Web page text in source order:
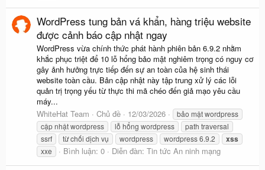
WordPress tung bản vá khẩn, hàng triệu website
được cảnh báo cập nhật ngay
WordPress vừa chính thức phát hành phiên bản 6.9.2 nhằm
khắc phục triệt để 10 lỗ hổng bảo mật nghiêm trọng có nguy cơ
gây ảnh hưởng trực tiếp đến sự an toàn của hệ sinh thái
website toàn cầu. Bản cập nhật này tập trung xử lý các lỗi
quản trị trọng yếu từ thực thi mã chéo đến giả mạo yêu cầu
máy...
WhiteHat Team
Chủ đề 12/03/2026
bảo mật wordpress
cập nhật wordpress
lỗ hổng wordpress
path traversal
ssrf
từ chối dịch vụ wordpress wordpress 6.9.2 xss
xxe Bình luận: 0 Diễn đàn: Tin tức An ninh mạng